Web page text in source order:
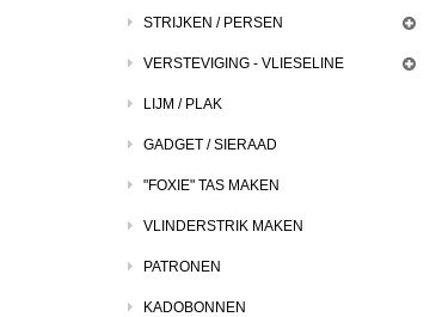
STRIJKEN / PERSEN
VERSTEVIGING - VLIESELINE
LIJM / PLAK
GADGET / SIERAAD
"FOXIE" TAS MAKEN
VLINDERSTRIK MAKEN
PATRONEN
KADOBONNEN